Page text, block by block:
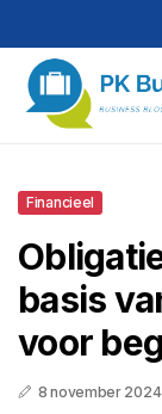
Financieel
basis
voor
8 november 2024